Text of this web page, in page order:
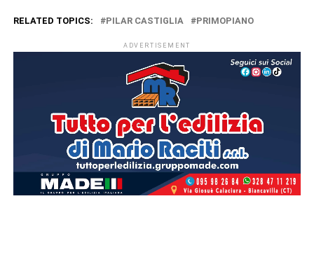
RELATED TOPICS: PILAR CASTIGLIA PRIMOPIANO
ADVERTISEMENT